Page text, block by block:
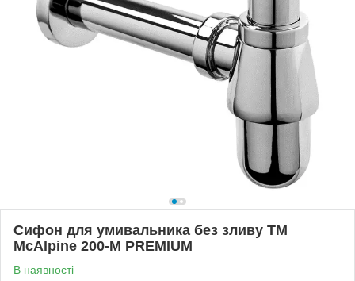
Сифон для умивальника без зливу ТМ
McAlpine 200-M PREMIUM
В наявності